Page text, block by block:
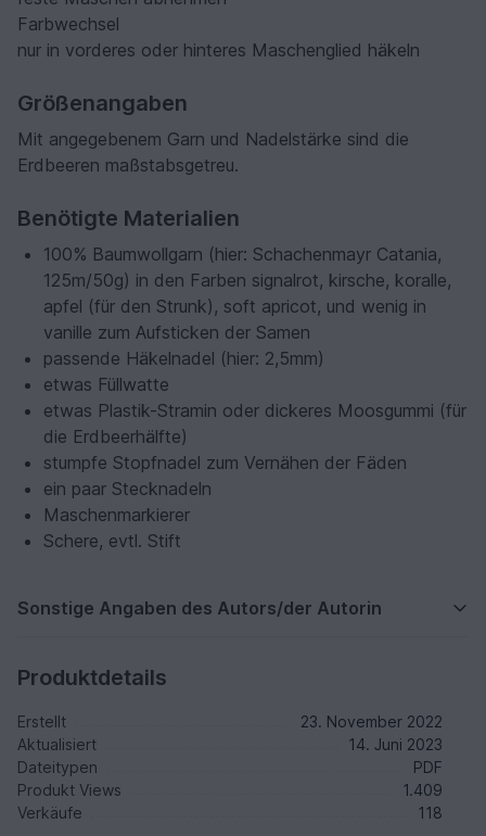
Farbwechsel
nur in vorderes oder hinteres Maschenglied häkeln
Größenangaben
Mit angegebenem Garn und Nadelstärke sind die
Erdbeeren maßstabsgetreu.
Benötigte Materialien
100% Baumwollgarn (hier: Schachenmayr Catania,
125m/50g) in den Farben signalrot, kirsche, koralle,
apfel (für den Strunk), soft apricot, und wenig in
vanille zum Aufsticken der Samen
passende Häkelnadel (hier: 2,5mm)
etwas Füllwatte
etwas Plastik-Stramin oder dickeres Moosgummi (für
die Erdbeerhälfte)
stumpfe Stopfnadel zum Vernähen der Fäden
ein paar Stecknadeln
Maschenmarkierer
Schere, evtl. Stift
Sonstige Angaben des Autors/der Autorin
Produktdetails
Erstellt
23. November 2022
Aktualisiert
14. Juni 2023
Dateitypen
PDF
Produkt Views
1.409
Verkäufe
118